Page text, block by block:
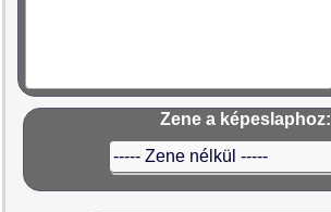
Zene a képeslaphoz: